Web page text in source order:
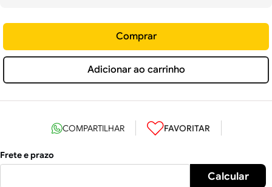
Adicionar ao carrinho
Comprar